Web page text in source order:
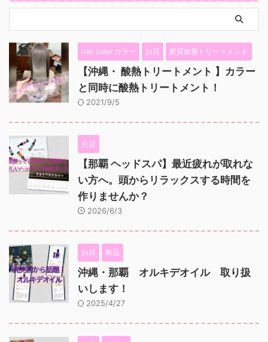
hair color カラー お店 髪質改善トリートメント
【沖縄・ 酸熱トリートメント 】カラー
と同時に酸熱トリートメント！
2021/9/5
お店
【那覇 ヘッドスパ】最近疲れが取れな
い方へ。頭からリラックスする時間を
作りませんか？
2026/6/3
お店 商品
沖縄・那覇 オルキデオイル 取り扱
いします！
2025/4/27